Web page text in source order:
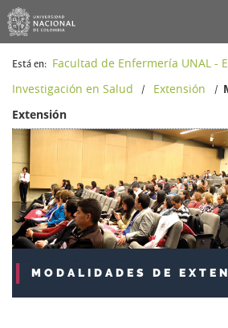
Está en: Facultad de Enfermería UNAL -
Investigación en Salud
/ Extensión /
Extensión
MODALIDADES DE